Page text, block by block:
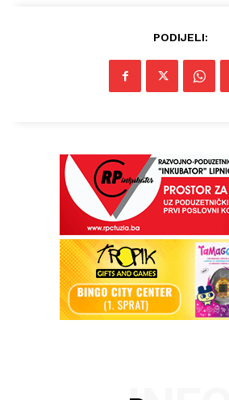
PODIJELI: